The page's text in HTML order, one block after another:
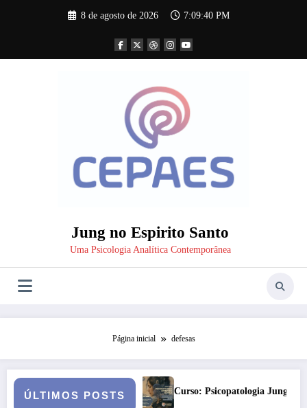
8 de agosto de 2026 7:09:41 PM
Jung no Espirito Santo
Uma Psicologia Analítica Contemporânea
Página inicial defesas
ÚLTIMOS POSTS
a julgamento Curso: Psicopatologia Junguiana Clínica – Turma 6